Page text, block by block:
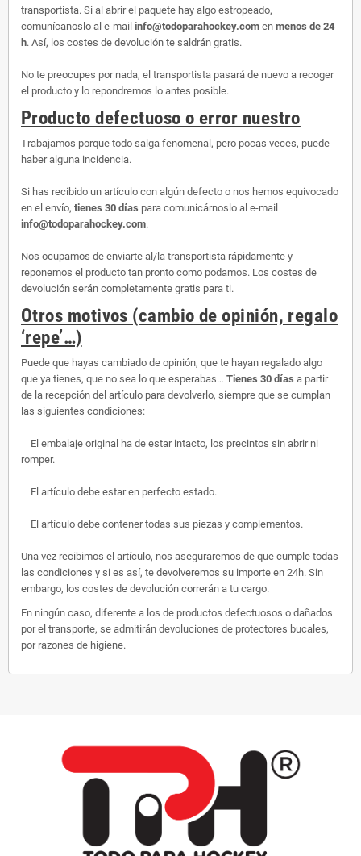
transportista. Si al abrir el paquete hay algo estropeado,
comunícanoslo al e-mail info@todoparahockey.com en menos de 24
h. Así, los costes de devolución te saldrán gratis.
No te preocupes por nada, el transportista pasará de nuevo a recoger
el producto y lo repondremos lo antes posible.
Producto defectuoso o error nuestro
Trabajamos porque todo salga fenomenal, pero pocas veces, puede
haber alguna incidencia.
Si has recibido un artículo con algún defecto o nos hemos equivocado
en el envío, tienes 30 días para comunicárnoslo al e-mail
info@todoparahockey.com.
Nos ocupamos de enviarte al/la transportista rápidamente y
reponemos el producto tan pronto como podamos. Los costes de
devolución serán completamente gratis para ti.
Otros motivos (cambio de opinión, regalo
‘repe’…)
Puede que hayas cambiado de opinión, que te hayan regalado algo
que ya tienes, que no sea lo que esperabas… Tienes 30 días a partir
de la recepción del artículo para devolverlo, siempre que se cumplan
las siguientes condiciones:
El embalaje original ha de estar intacto, los precintos sin abrir ni
romper.
El artículo debe estar en perfecto estado.
El artículo debe contener todas sus piezas y complementos.
Una vez recibimos el artículo, nos aseguraremos de que cumple todas
las condiciones y si es así, te devolveremos su importe en 24h. Sin
embargo, los costes de devolución correrán a tu cargo.
En ningún caso, diferente a los de productos defectuosos o dañados
por el transporte, se admitirán devoluciones de protectores bucales,
por razones de higiene.